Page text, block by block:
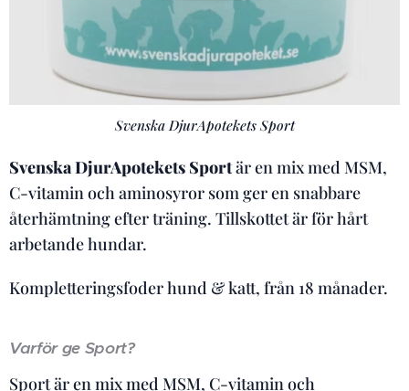
Svenska DjurApotekets Sport
Svenska DjurApotekets Sportär en mix med MSM,
C-vitamin och aminosyror som ger en snabbare
återhämtning efter träning. Tillskottet är för hårt
arbetande hundar.
Kompletteringsfoder hund & katt, från 18 månader.
Varför ge Sport?
Sport är en mix med MSM, C-vitamin och